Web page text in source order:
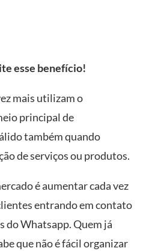
esse benefício!
mais utilizam o
principal de
também quando
de serviços ou produtos.
é aumentar cada vez
entrando em contato
do Whatsapp. Quem já
que não é fácil organizar